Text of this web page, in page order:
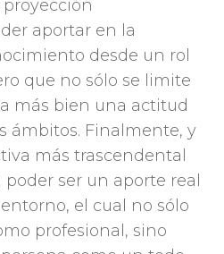
aportar en la
desde un rol
que no sólo se limite
más bien una actitud
ámbitos. Finalmente, y
más trascendental
ser un aporte real
el cual no sólo
profesional, sino